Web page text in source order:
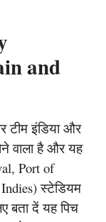
and
टीम इंडिया और
वाला है और यह
Port of
स्टेडियम
बता दें यह पिच